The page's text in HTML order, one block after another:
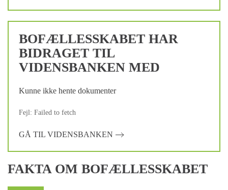
BOFÆLLESSKABET HAR
BIDRAGET TIL
VIDENSBANKEN MED
Kunne ikke hente dokumenter
Fejl: Failed to fetch
GÅ TIL VIDENSBANKEN
FAKTA OM BOFÆLLESSKABET